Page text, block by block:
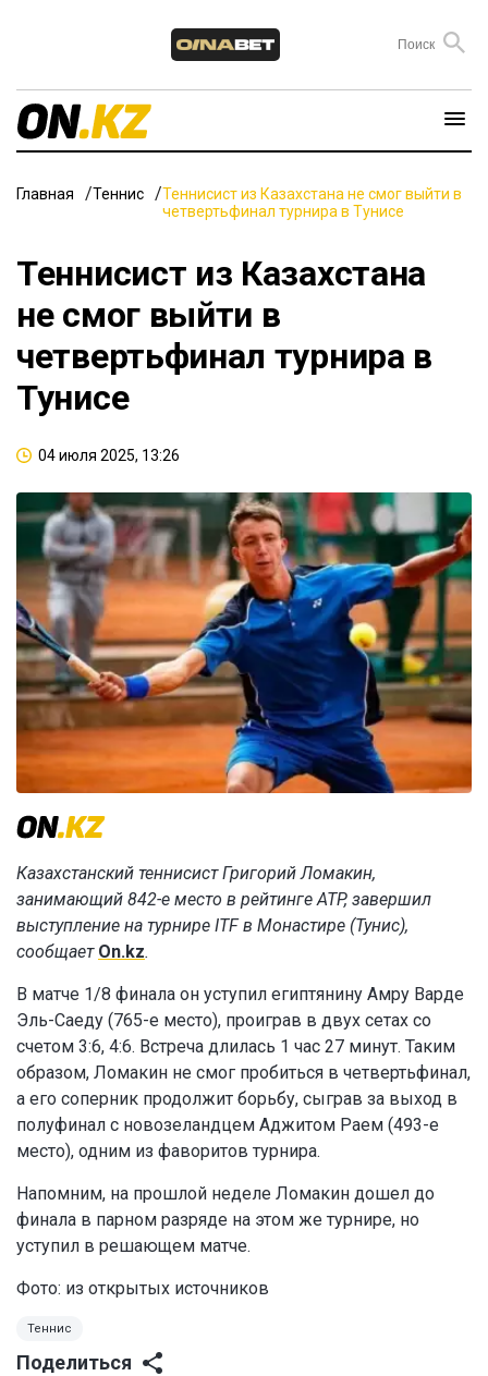
Главная Теннис
Теннисист из Казахстана не смог выйти в
четвертьфинал турнира в Тунисе
Теннисист из Казахстана
не смог выйти в
четвертьфинал турнира в
Тунисе
04 июля 2025, 13:26
Казахстанский теннисист Григорий Ломакин,
занимающий 842-е место в рейтинге ATP, завершил
выступление на турнире ITF в Монастире (Тунис),
сообщает On.kz.
В матче 1/8 финала он уступил египтянину Амру Варде
Эль-Саеду (765-е место), проиграв в двух сетах со
счетом 3:6, 4:6. Встреча длилась 1 час 27 минут. Таким
образом, Ломакин не смог пробиться в четвертьфинал,
а его соперник продолжит борьбу, сыграв за выход в
полуфинал с новозеландцем Аджитом Раем (493-е
место), одним из фаворитов турнира.
Напомним, на прошлой неделе Ломакин дошел до
финала в парном разряде на этом же турнире, но
уступил в решающем матче.
Фото: из открытых источников
Теннис
Поделиться